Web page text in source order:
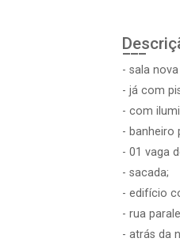
- sala
- já com
- com
- banheiro
- 01 vaga
- sacada;
- edifício
- rua
- atrás da